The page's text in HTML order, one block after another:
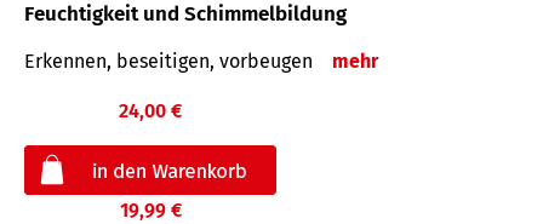
Feuchtigkeit und Schimmelbildung
Erkennen, beseitigen, vorbeugen mehr
24,00 €
19,99 €